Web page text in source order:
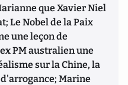
que Xavier Niel
Le Nobel de la Paix
une leçon de
PM australien une
sur la Chine, la
d'arrogance; Marine